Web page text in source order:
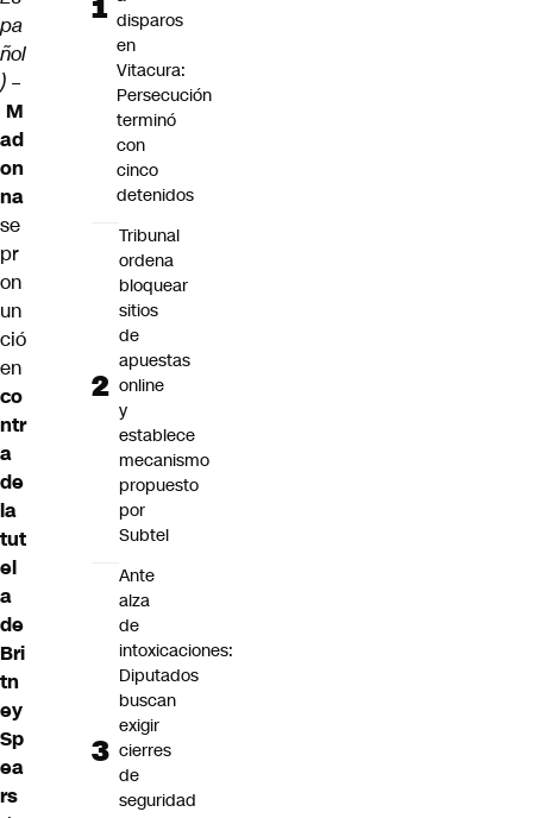
pa
ñol
) –
M
ad
on
na
se
pr
on
un
ció
en
co
ntr
a
de
la
tut
el
a
de
Bri
tn
ey
Sp
ea
rs
disparos
en
Vitacura:
Persecución
terminó
con
cinco
detenidos
Tribunal
ordena
bloquear
sitios
de
apuestas
online
y
establece
mecanismo
propuesto
por
Subtel
Ante
alza
de
intoxicaciones:
Diputados
buscan
exigir
cierres
de
seguridad